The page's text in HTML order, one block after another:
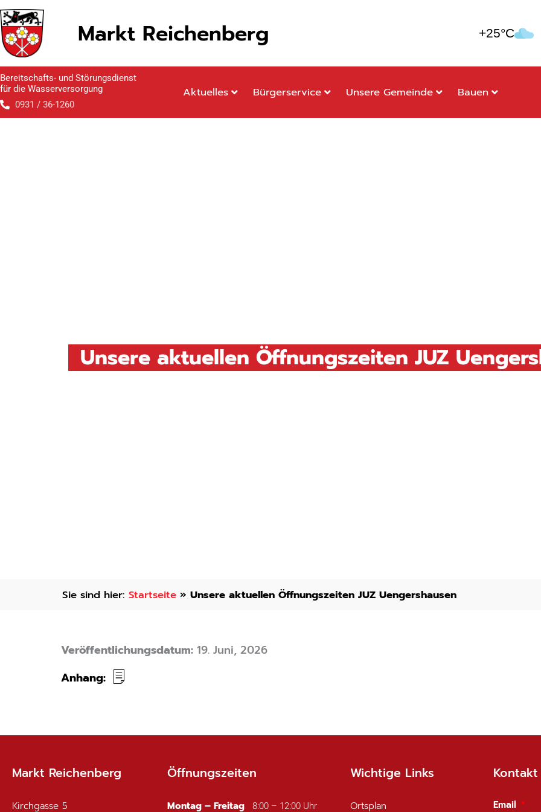
springen
Zum
Inhalt
springen
Markt Reichenberg +25°C
Bereitschafts- und Störungsdienst
für die Wasserversorgung
0931 / 36-1260
Aktuelles Bürgerservice Unsere Gemeinde Bauen
Unsere aktuellen Öffnungszeiten JUZ
Startseite» Unsere aktuellen Öffnungszeiten JUZ Uengershausen
Veröffentlichungsdatum:19. Juni, 2026
Anhang:
Markt Reichenberg
Kirchgasse 5
Öffnungszeiten
Montag – Freitag 8:00 – 12:00 Uhr
Wichtige Links
Ortsplan
Kontakt
Email